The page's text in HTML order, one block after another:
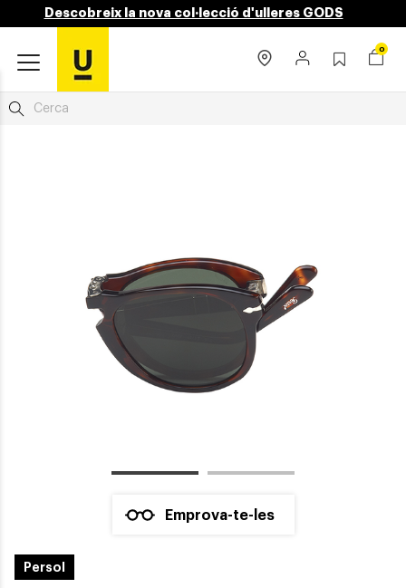
Descobreix la nova col·lecció d'ulleres GODS
0
Emprova-te-les
Persol